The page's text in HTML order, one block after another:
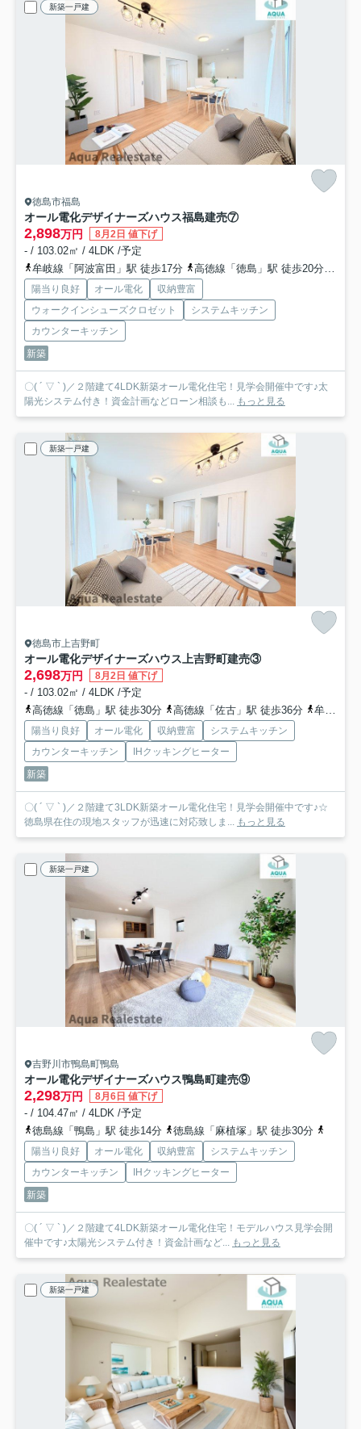
新築一戸建
徳島市福島
オール電化デザイナーズハウス福島建売⑦
2,898万円 8月2日 値下げ
- / 103.02㎡ / 4LDK /予定
牟岐線「阿波富田」駅 徒歩17分
高徳線「徳島」駅 徒歩20分
陽当り良好 オール電化
収納豊富
ウォークインシューズクロゼット
システムキッチン
カウンターキッチン
新築
〇( ´ ▽ ` )／２階建て4LDK新築オール電化住宅！見学会開催中です♪太
陽光システム付き！資金計画などローン相談も... もっと見る
新築一戸建
徳島市上吉野町
オール電化デザイナーズハウス上吉野町建売③
2,698万円 8月2日 値下げ
- / 103.02㎡ / 4LDK /予定
高徳線「徳島」駅 徒歩30分
高徳線「佐古」駅 徒歩36分 牟岐線「阿波富田」駅 徒歩36分
陽当り良好 オール電化 収納豊富
システムキッチン
カウンターキッチン
IHクッキングヒーター
新築
〇( ´ ▽ ` )／２階建て3LDK新築オール電化住宅！見学会開催中です♪☆
徳島県在住の現地スタッフが迅速に対応致しま... もっと見る
新築一戸建
吉野川市鴨島町鴨島
オール電化デザイナーズハウス鴨島町建売⑨
2,298万円 8月6日 値下げ
- / 104.47㎡ / 4LDK /予定
徳島線「鴨島」駅 徒歩14分
徳島線「麻植塚」駅 徒歩30分
陽当り良好 オール電化 収納豊富
システムキッチン
カウンターキッチン
IHクッキングヒーター
新築
〇( ´ ▽ ` )／２階建て4LDK新築オール電化住宅！モデルハウス見学会開
催中です♪太陽光システム付き！資金計画など... もっと見る
新築一戸建